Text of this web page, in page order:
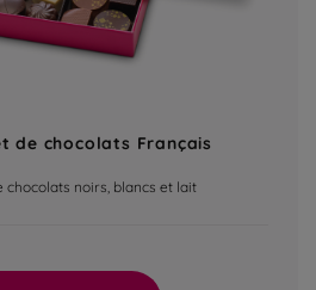
de chocolats Français
chocolats noirs, blancs et lait